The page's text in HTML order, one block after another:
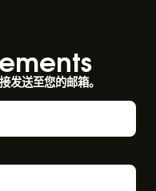
发送至您的邮箱。